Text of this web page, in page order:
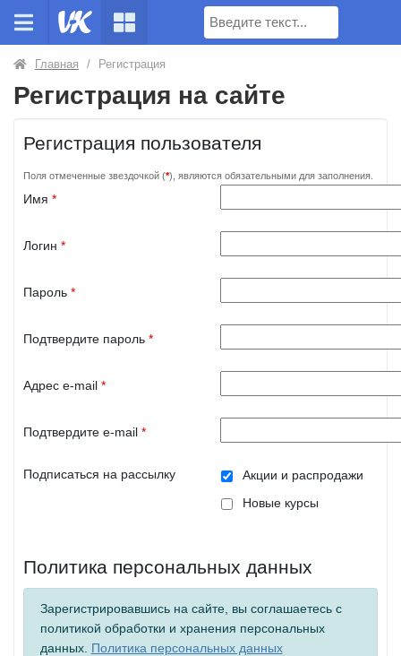
Поиск
Главная / Регистрация
Регистрация на сайте
Регистрация пользователя
Поля отмеченные звездочкой (*), являются обязательными для заполнения.
Имя *
Логин *
Пароль *
Подтвердите пароль *
Адрес e-mail *
Подтвердите e-mail *
Подписаться на рассылку
Акции и распродажи
Новые курсы
Политика персональных данных
Зарегистрировавшись на сайте, вы соглашаетесь с
политикой обработки и хранения персональных
данных. Политика персональных данных